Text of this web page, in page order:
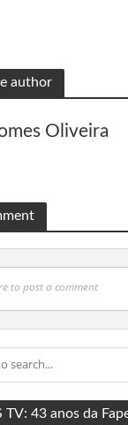
author
Oliveira
to post a comment
TV: 43 anos da